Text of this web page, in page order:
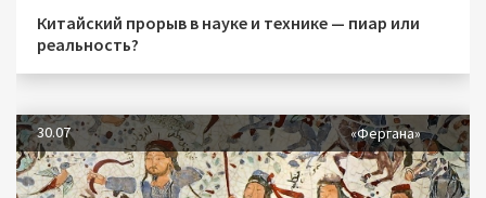
Китайский прорыв в науке и технике — пиар или
реальность?
30.07 «Фергана»